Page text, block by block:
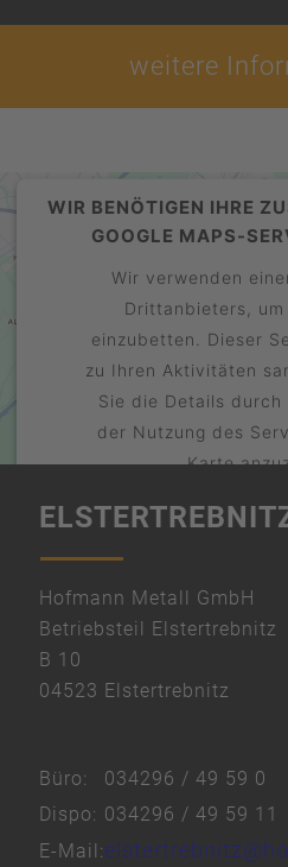
weitere
WIR BENÖTIGEN IHRE
GOOGLE MAPS-
Wir verwenden
Drittanbieters,
einzubetten. Dieser
zu Ihren Aktivitäten
Sie die Details durch
der Nutzung des
Karte
Mehr Informationen
Usercentrics
Hofmann Metall GmbH
Betriebsteil Elstertrebnitz
B 10
04523 Elstertrebnitz
Büro:
034296 / 49 59 0
Dispo: 034296 / 49 59 11
E-Mail: